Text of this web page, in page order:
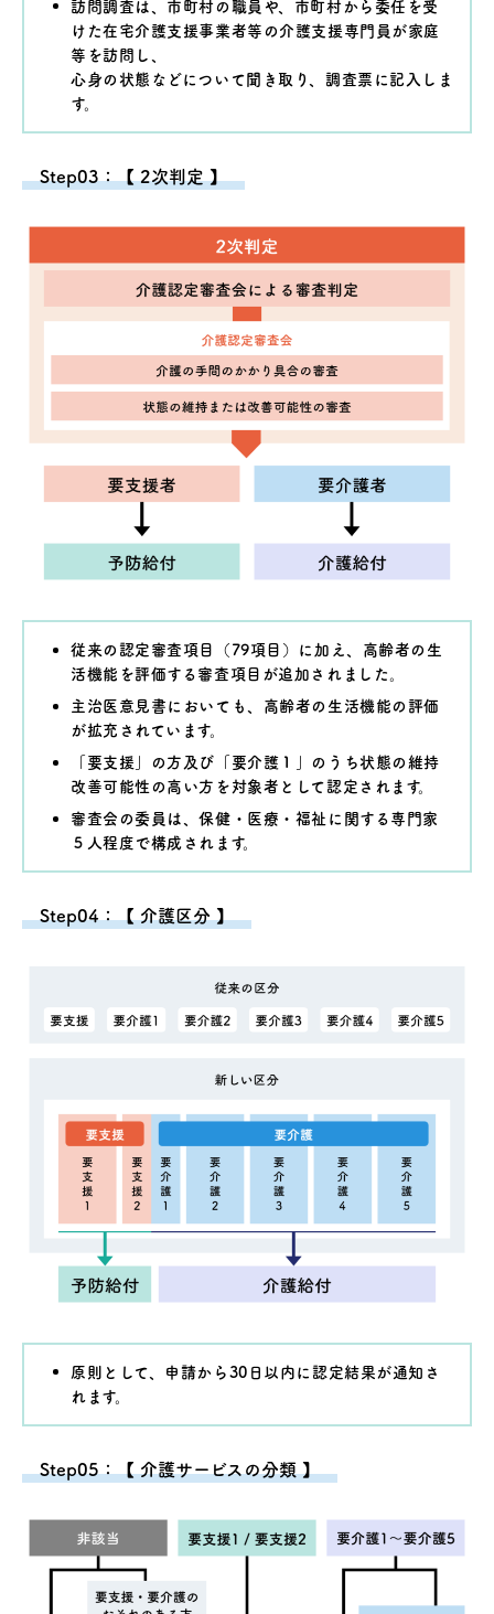
訪問調査は、市町村の職員や、市町村から委任を受
けた在宅介護支援事業者等の介護支援専門員が家庭
等を訪問し、
心身の状態などについて聞き取り、調査票に記入しま
す。
Step03：【 2次判定 】
従来の認定審査項目（79項目）に加え、高齢者の生
活機能を評価する審査項目が追加されました。
主治医意見書においても、高齢者の生活機能の評価
が拡充されています。
「要支援」の方及び「要介護１」のうち状態の維持
改善可能性の高い方を対象者として認定されます。
審査会の委員は、保健・医療・福祉に関する専門家
５人程度で構成されます。
Step04：【 介護区分 】
原則として、申請から30日以内に認定結果が通知さ
れます。
Step05：【 介護サービスの分類 】